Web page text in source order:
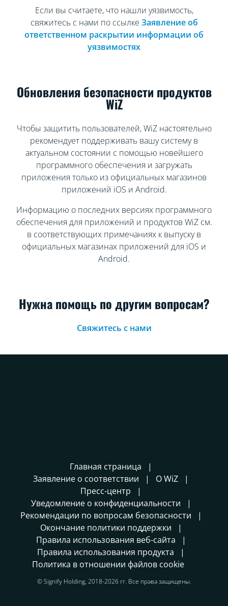
Если вы считаете, что нашли уязвимость,
свяжитесь с нами по ссылке Заявление об
ответственном раскрытии информации об
уязвимостях
Обновления безопасности продуктов
WiZ
Чтобы защитить пользователей, WiZ настоятельно
рекомендует поддерживать вашу систему в
актуальном состоянии с помощью новейшего
программного обеспечения и загружать
приложения только из официальных магазинов
приложений iOS и Android.
Информацию о последних версиях программного
обеспечения для приложений и продуктов WiZ см.
в соответствующих примечаниях к выпуску в
официальных магазинах приложений для iOS и
Android.
Нужна помощь по другим вопросам?
Свяжитесь с нами
Главная страница
Заявление о соответствии
О WiZ
Пресс-центр
Уведомление о конфиденциальности
Рекомендации по вопросам безопасности
Окончание политики поддержки
Правила использования веб-сайта
Правила использования продукта
Политика в отношении файлов cookie
© Signify Holding, 2018-2026 гг. Все права защищены.